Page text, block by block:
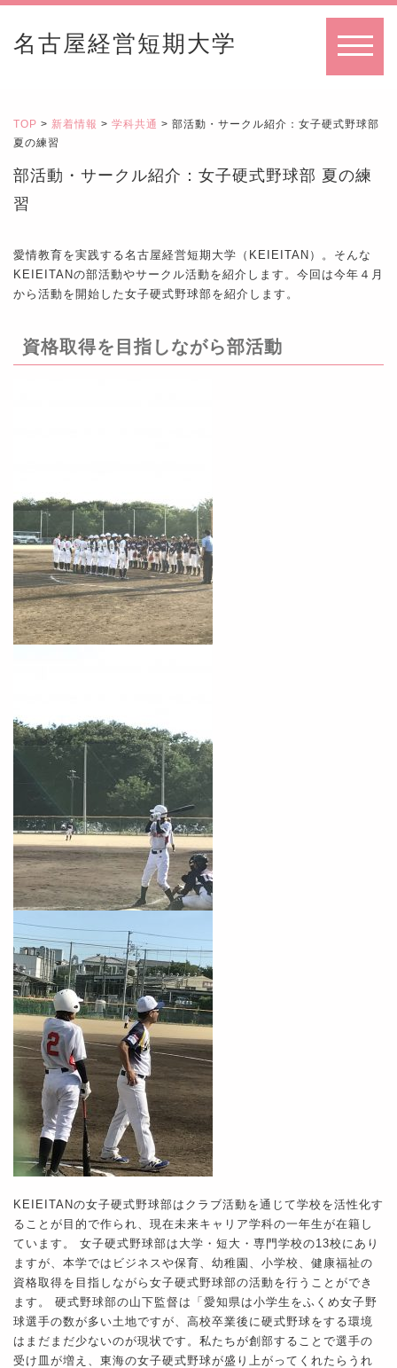
名古屋経営短期大学
TOP > 新着情報 > 学科共通 > 部活動・サークル紹介：女子硬式野球部
夏の練習
部活動・サークル紹介：女子硬式野球部 夏の練
習
愛情教育を実践する名古屋経営短期大学（KEIEITAN）。そんな
KEIEITANの部活動やサークル活動を紹介します。今回は今年４月
から活動を開始した女子硬式野球部を紹介します。
資格取得を目指しながら部活動
KEIEITANの女子硬式野球部はクラブ活動を通じて学校を活性化す
ることが目的で作られ、現在未来キャリア学科の一年生が在籍し
ています。 女子硬式野球部は大学・短大・専門学校の13校にあり
ますが、本学ではビジネスや保育、幼稚園、小学校、健康福祉の
資格取得を目指しながら女子硬式野球部の活動を行うことができ
ます。 硬式野球部の山下監督は「愛知県は小学生をふくめ女子野
球選手の数が多い土地ですが、高校卒業後に硬式野球をする環境
はまだまだ少ないのが現状です。私たちが創部することで選手の
受け皿が増え、東海の女子硬式野球が盛り上がってくれたらうれ